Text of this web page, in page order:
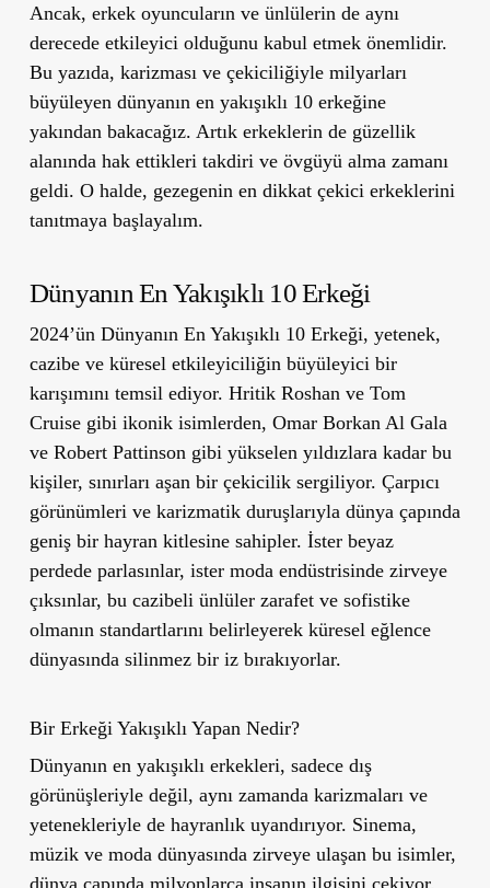
Ancak, erkek oyuncuların ve ünlülerin de aynı
derecede etkileyici olduğunu kabul etmek önemlidir.
Bu yazıda, karizması ve çekiciliğiyle milyarları
büyüleyen dünyanın en yakışıklı 10 erkeğine
yakından bakacağız. Artık erkeklerin de güzellik
alanında hak ettikleri takdiri ve övgüyü alma zamanı
geldi. O halde, gezegenin en dikkat çekici erkeklerini
tanıtmaya başlayalım.
Dünyanın En Yakışıklı 10 Erkeği
2024’ün Dünyanın En Yakışıklı 10 Erkeği, yetenek,
cazibe ve küresel etkileyiciliğin büyüleyici bir
karışımını temsil ediyor. Hritik Roshan ve Tom
Cruise gibi ikonik isimlerden, Omar Borkan Al Gala
ve Robert Pattinson gibi yükselen yıldızlara kadar bu
kişiler, sınırları aşan bir çekicilik sergiliyor. Çarpıcı
görünümleri ve karizmatik duruşlarıyla dünya çapında
geniş bir hayran kitlesine sahipler. İster beyaz
perdede parlasınlar, ister moda endüstrisinde zirveye
çıksınlar, bu cazibeli ünlüler zarafet ve sofistike
olmanın standartlarını belirleyerek küresel eğlence
dünyasında silinmez bir iz bırakıyorlar.
Bir Erkeği Yakışıklı Yapan Nedir?
Dünyanın en yakışıklı erkekleri, sadece dış
görünüşleriyle değil, aynı zamanda karizmaları ve
yetenekleriyle de hayranlık uyandırıyor. Sinema,
müzik ve moda dünyasında zirveye ulaşan bu isimler,
dünya çapında milyonlarca insanın ilgisini çekiyor.